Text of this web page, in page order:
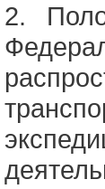
2.